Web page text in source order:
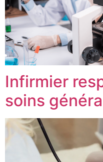
Infirmier
soins